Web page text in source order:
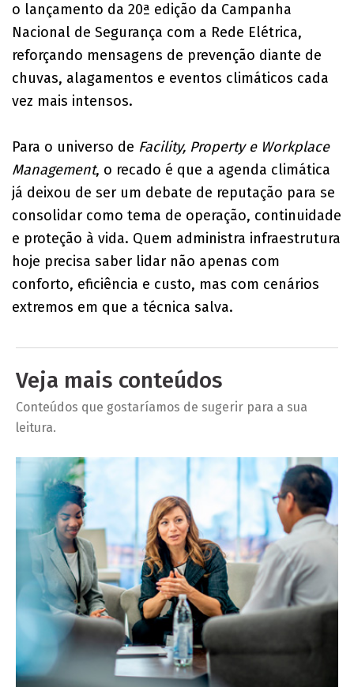
o lançamento da 20ª edição da Campanha
Nacional de Segurança com a Rede Elétrica,
reforçando mensagens de prevenção diante de
chuvas, alagamentos e eventos climáticos cada
vez mais intensos.
Para o universo de Facility, Property e Workplace
Management, o recado é que a agenda climática
já deixou de ser um debate de reputação para se
consolidar como tema de operação, continuidade
e proteção à vida. Quem administra infraestrutura
hoje precisa saber lidar não apenas com
conforto, eficiência e custo, mas com cenários
extremos em que a técnica salva.
Veja mais conteúdos
Conteúdos que gostaríamos de sugerir para a sua
leitura.